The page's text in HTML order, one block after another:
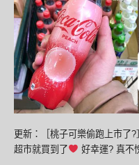
更新：［桃子可樂偷跑上市了
超市就買到了
好幸運? 真不